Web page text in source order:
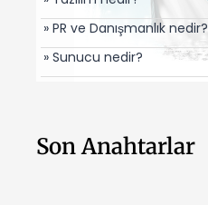
» PR ve Danışmanlık nedir?
» Sunucu nedir?
Son Anahtarlar